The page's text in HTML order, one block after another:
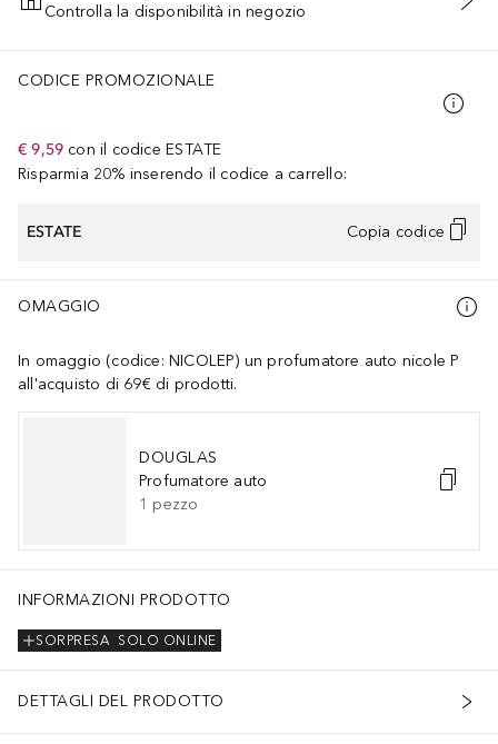
AGGIUNGI AL CARRELLO
Controlla la disponibilità in negozio
CODICE PROMOZIONALE
€ 9,59 con il codice ESTATE
Risparmia 20% inserendo il codice a carrello:
ESTATE Copia codice
OMAGGIO
In omaggio (codice: NICOLEP) un profumatore auto nicole P
all'acquisto di 69€ di prodotti.
DOUGLAS
Profumatore auto
1 pezzo
INFORMAZIONI PRODOTTO
SOLO ONLINE
SORPRESA
DETTAGLI DEL PRODOTTO